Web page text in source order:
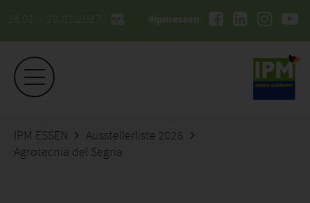
26.01. - 29.01.2027 #ipmessen
IPM ESSEN
Ausstellerliste 2026
Agrotecnia del Segria